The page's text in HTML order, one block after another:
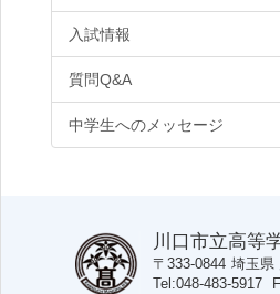
入試情報
質問Q&A
中学生へのメッセージ
川口市立高等
〒333-0844 埼玉県
Tel 048-483-5917